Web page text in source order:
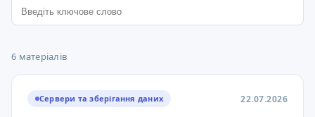
6 матеріалів
22.07.2026
Сервери та зберігання даних